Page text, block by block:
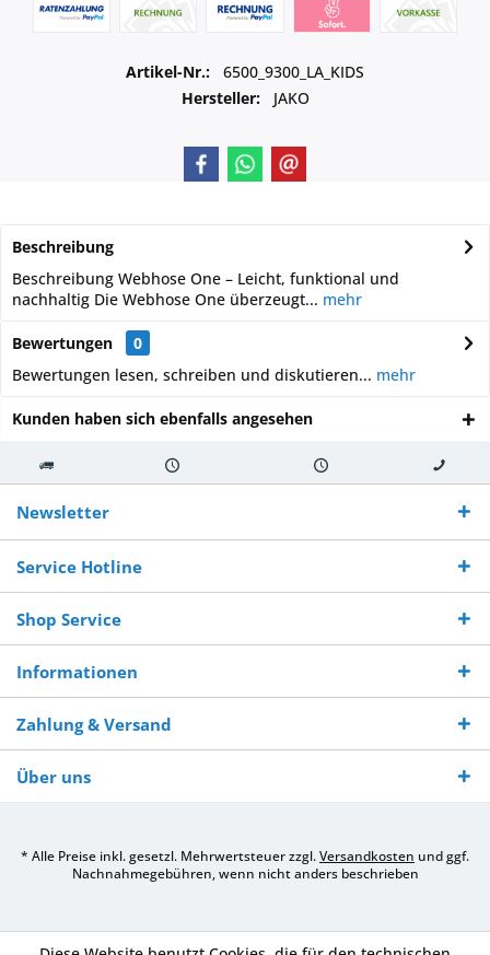
Artikel-Nr.:
6500_9300_LA_KIDS
Hersteller:
JAKO
Beschreibung
Beschreibung Webhose One – Leicht, funktional und
nachhaltig Die Webhose One überzeugt... mehr
Bewertungen
0
Bewertungen lesen, schreiben und diskutieren... mehr
Kunden haben sich ebenfalls angesehen
Kostenloser
Versand ab €
250,-
Versand innerhalb von Versand von So erreichen
Sie uns 0160
970 511 90
Newsletter
Service Hotline
Shop Service
Informationen
Zahlung & Versand
Über uns
* Alle Preise inkl. gesetzl. Mehrwertsteuer zzgl.Versandkosten und ggf.
Nachnahmegebühren, wenn nicht anders beschrieben